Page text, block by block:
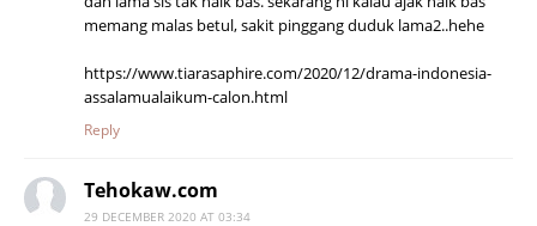
memang malas betul, sakit pinggang duduk lama2..hehe
https://www.tiarasaphire.com/2020/12/drama-indonesia-
assalamualaikum-calon.html
Reply
Tehokaw.com
29 DECEMBER 2020 AT 03:34